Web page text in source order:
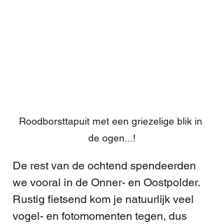
Roodborsttapuit met een griezelige blik in
de ogen...!
De rest van de ochtend spendeerden
we vooral in de Onner- en Oostpolder.
Rustig fietsend kom je natuurlijk veel
vogel- en fotomomenten tegen, dus